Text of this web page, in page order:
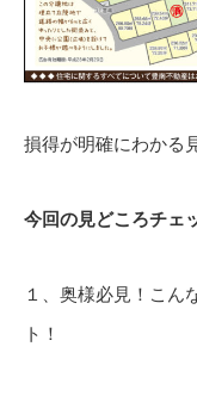
損得が明確にわかる
今回の見どころチェ
１、奥様必見！こん
ト！